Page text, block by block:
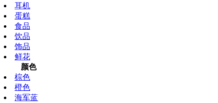
耳机
蛋糕
食品
饮品
饰品
鲜花
颜色
棕色
橙色
海军蓝